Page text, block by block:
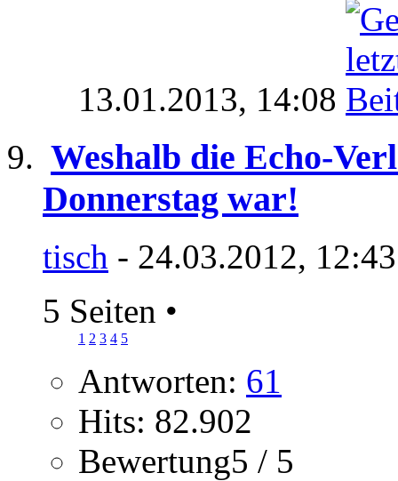
13.01.2013, 14:08
Weshalb die Echo-
Donnerstag war!
tisch - 24.03.2012,
5 Seiten •
1 2 3 4 5
Antworten: 61
Hits: 82.902
Bewertung5 / 5